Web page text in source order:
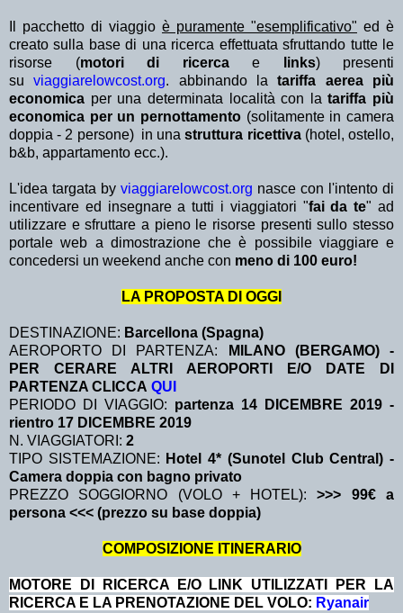
Il pacchetto di viaggio è puramente "esemplificativo" ed è
creato sulla base di una ricerca effettuata sfruttando tutte le
risorse (motori di ricerca e links) presenti
suviaggiarelowcost.org. abbinando la tariffa aerea più
economica per una determinata località con latariffa più
economica per un pernottamento (solitamente in camera
doppia - 2 persone) in unastruttura ricettiva(hotel, ostello,
b&b, appartamento ecc.).
L'idea targata by viaggiarelowcost.org nasce con l'intento di
incentivare ed insegnare a tutti i viaggiatori "fai da te" ad
utilizzare e sfruttare a pieno le risorse presenti sullo stesso
portale web a dimostrazione che è possibile viaggiare e
concedersi un weekend anche con meno di 100 euro!
LA PROPOSTA DI OGGI
DESTINAZIONE: Barcellona (Spagna)
AEROPORTO DI PARTENZA:
MILANO (BERGAMO) -
PER CERARE ALTRI AEROPORTI E/O DATE DI
PARTENZA CLICCA QUI
PERIODO DI VIAGGIO: partenza 14 DICEMBRE 2019 -
rientro 17 DICEMBRE 2019
N. VIAGGIATORI: 2
TIPO SISTEMAZIONE: Hotel 4* (Sunotel Club Central) -
Camera doppia con bagno privato
PREZZO SOGGIORNO (VOLO + HOTEL):>>> 99€ a
persona <<< (prezzo su base doppia)
COMPOSIZIONE ITINERARIO
MOTORE DI RICERCA E/O LINK UTILIZZATI PER LA
RICERCA E LA PRENOTAZIONE DEL VOLO: Ryanair